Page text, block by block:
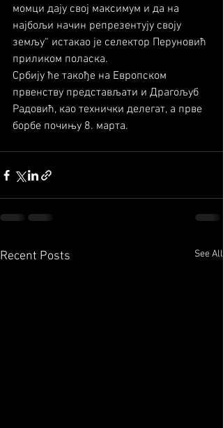
момци дају свој максимум и да на
најбољи начин репрезентују своју
земљу“ истакао је селектор Перуновић
приликом поласка.
Србију ће такође на Европском
првенству представљати и Драгољуб
Радовић, као технички делегат, а прве
борбе почињу 8. марта.
Recent Posts See All